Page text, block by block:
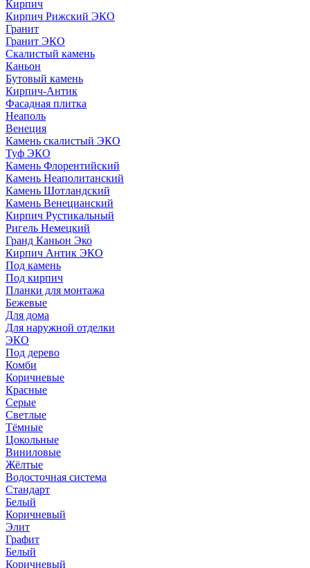
Кирпич
Кирпич Рижский ЭКО
Гранит
Гранит ЭКО
Скалистый камень
Каньон
Бутовый камень
Кирпич-Антик
Фасадная плитка
Неаполь
Венеция
Камень скалистый ЭКО
Туф ЭКО
Камень Флорентийский
Камень Неаполитанский
Камень Шотландский
Камень Венецианский
Кирпич Рустикальный
Ригель Немецкий
Гранд Каньон Эко
Кирпич Антик ЭКО
Под камень
Под кирпич
Планки для монтажа
Бежевые
Для дома
Для наружной отделки
ЭКO
Под дерево
Комби
Коричневые
Красные
Серые
Светлые
Тёмные
Цокольные
Виниловые
Жёлтые
Водосточная система
Стандарт
Белый
Коричневый
Элит
Графит
Белый
Коричневый